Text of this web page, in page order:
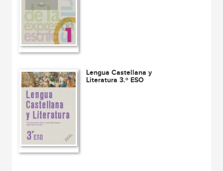
Lengua Castellana y
Literatura 3.º ESO